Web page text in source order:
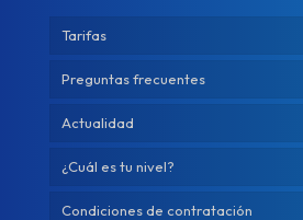
Tarifas
Preguntas frecuentes
Actualidad
¿Cuál es tu nivel?
Condiciones de contratación